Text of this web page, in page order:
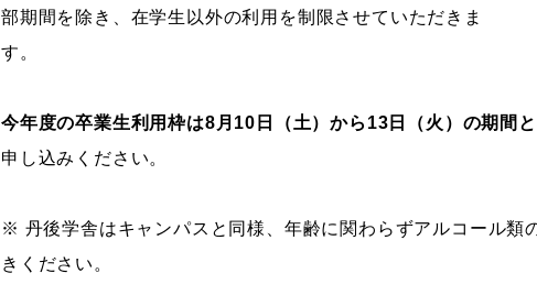
部期間を除き、在学生以外の利用を制限させていただきま
す。
今年度の卒業生利用枠は8月10日（土）から13日（火）の期間と
申し込みください。
※ 丹後学舎はキャンパスと同様、年齢に関わらずアルコール類
きください。